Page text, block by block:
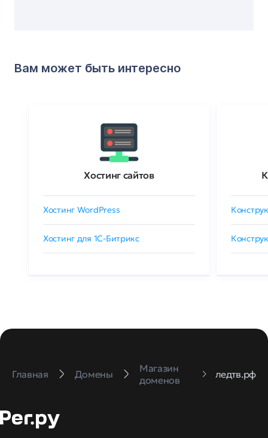
Вам может быть интересно
Хостинг сайтов
Хостинг WordPress
Хостинг для 1C-Битрикс
Главная Домены
Магазин
доменов
ледтв.рф